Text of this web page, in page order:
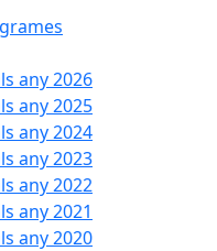
any 2026
any 2025
any 2024
any 2023
any 2022
any 2021
any 2020